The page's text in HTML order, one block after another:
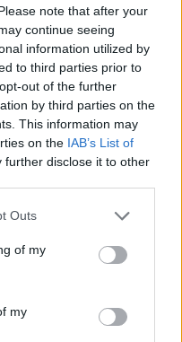
note that after your
continue seeing
information utilized by
to third parties prior to
out of the further
by third parties on the
This information may
on the IAB’s List of
further disclose it to other
Outs
of my
my
FROM AUTHOR
: le
à
Ménopause précoce : le